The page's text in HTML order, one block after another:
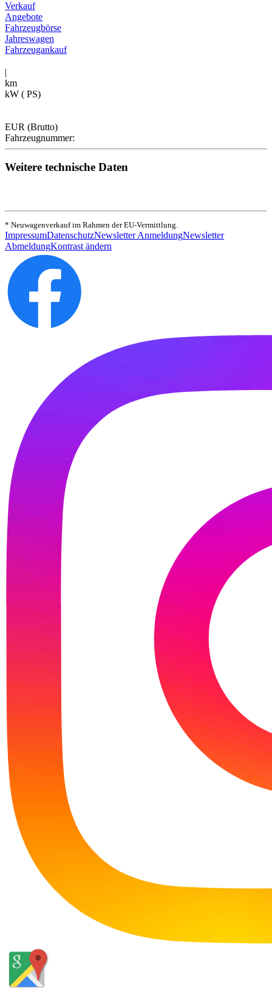
Verkauf
Angebote
Fahrzeugbörse
Jahreswagen
Fahrzeugankauf
|
km
kW ( PS)
EUR (Brutto)
Fahrzeugnummer:
Weitere technische Daten
* Neuwagenverkauf im Rahmen der EU-Vermittlung.
ImpressumDatenschutzNewsletter AnmeldungNewsletter
AbmeldungKontrast ändern